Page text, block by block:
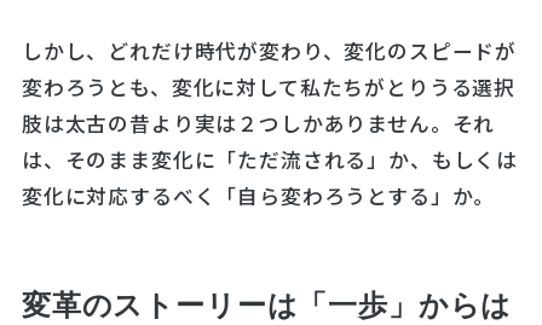
しかし、どれだけ時代が変わり、変化のスピードが
変わろうとも、変化に対して私たちがとりうる選択
肢は太古の昔より実は２つしかありません。それ
は、そのまま変化に「ただ流される」か、もしくは
変化に対応するべく「自ら変わろうとする」か。
変革のストーリーは「一歩」からは